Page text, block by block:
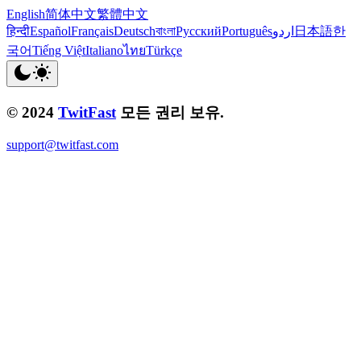
English简体中文繁體中文
हिन्दीEspañolFrançaisDeutschবাংলাРусскийPortuguêsاردو 日本語한
국어Tiếng ViệtItalianoไทยTürkçe
© 2024 TwitFast 모든 권리 보유.
support@twitfast.com